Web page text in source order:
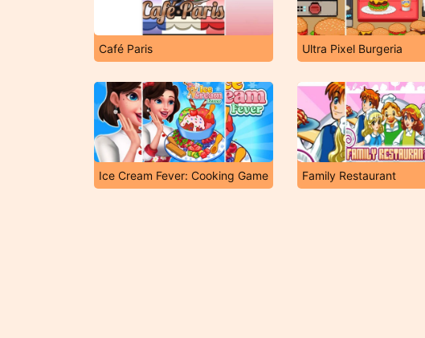
Café Paris Ultra Pixel Burgeria
Ice Cream Fever: Cooking Game Family Restaurant